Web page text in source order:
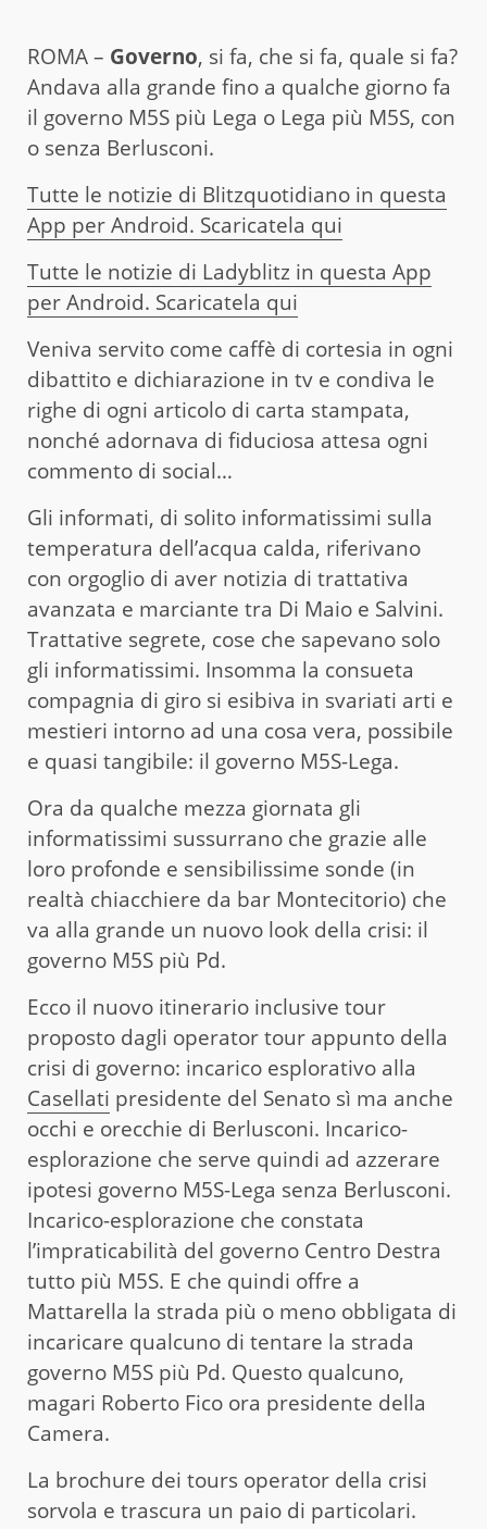
ROMA – Governo, si fa, che si fa, quale si fa?
Andava alla grande fino a qualche giorno fa
il governo M5S più Lega o Lega più M5S, con
o senza Berlusconi.
Tutte le notizie di Blitzquotidiano in questa
App per Android. Scaricatela qui
Tutte le notizie di Ladyblitz in questa App
per Android. Scaricatela qui
Veniva servito come caffè di cortesia in ogni
dibattito e dichiarazione in tv e condiva le
righe di ogni articolo di carta stampata,
nonché adornava di fiduciosa attesa ogni
commento di social…
Gli informati, di solito informatissimi sulla
temperatura dell’acqua calda, riferivano
con orgoglio di aver notizia di trattativa
avanzata e marciante tra Di Maio e Salvini.
Trattative segrete, cose che sapevano solo
gli informatissimi. Insomma la consueta
compagnia di giro si esibiva in svariati arti e
mestieri intorno ad una cosa vera, possibile
e quasi tangibile: il governo M5S-Lega.
Ora da qualche mezza giornata gli
informatissimi sussurrano che grazie alle
loro profonde e sensibilissime sonde (in
realtà chiacchiere da bar Montecitorio) che
va alla grande un nuovo look della crisi: il
governo M5S più Pd.
Ecco il nuovo itinerario inclusive tour
proposto dagli operator tour appunto della
crisi di governo: incarico esplorativo alla
Casellati presidente del Senato sì ma anche
occhi e orecchie di Berlusconi. Incarico-
esplorazione che serve quindi ad azzerare
ipotesi governo M5S-Lega senza Berlusconi.
Incarico-esplorazione che constata
l’impraticabilità del governo Centro Destra
tutto più M5S. E che quindi offre a
Mattarella la strada più o meno obbligata di
incaricare qualcuno di tentare la strada
governo M5S più Pd. Questo qualcuno,
magari Roberto Fico ora presidente della
Camera.
La brochure dei tours operator della crisi
sorvola e trascura un paio di particolari.